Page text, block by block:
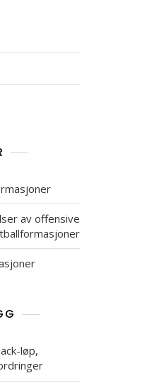
av offensive
løp,